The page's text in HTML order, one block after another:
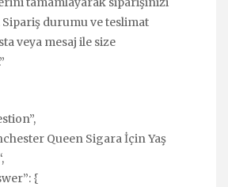
durumu ve teslimat
veya mesaj ile size
Queen Sigara İçin Yaş
{